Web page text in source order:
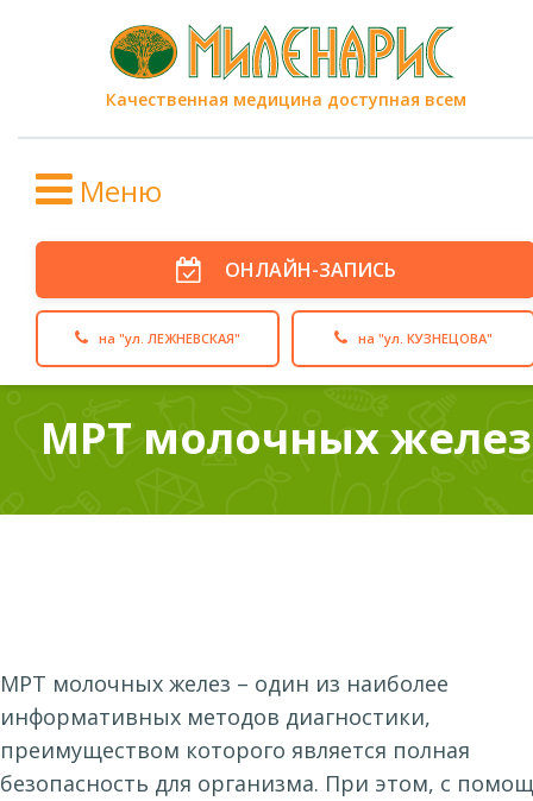
Качественная медицина доступная всем
Меню
ОНЛАЙН-ЗАПИСЬ
на "ул. ЛЕЖНЕВСКАЯ" на "ул. КУЗНЕЦОВА"
МРТ молочных желез
МРТ молочных желез – один из наиболее
информативных методов диагностики,
преимуществом которого является полная
безопасность для организма. При этом, с